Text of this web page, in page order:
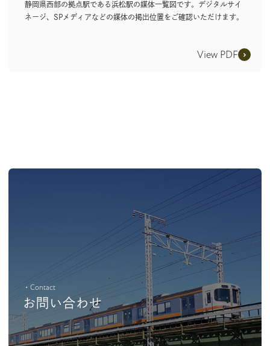
静岡県西部の拠点駅である浜松駅の媒体一覧図です。デジタルサイ
ネージ、SPメディアなどの媒体の掲出位置をご確認いただけます。
View PDF
・Contact
お問い合わせ